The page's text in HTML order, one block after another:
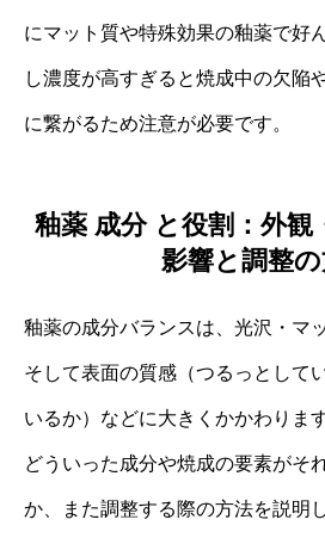
にマット質や特殊効果の釉薬で好
し濃度が高すぎると焼成中の欠陥
に繋がるため注意が必要です。
釉薬 成分 と役割：外観
影響と調整
釉薬の成分バランスは、光沢・マ
そして表面の質感（つるっとして
いるか）などに大きくかかわりま
どういった成分や焼成の要素がそ
か、また調整する際の方法を説明